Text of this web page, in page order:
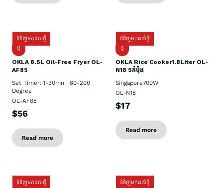
ទំនិញមកដល់ថ្មី
ថ្មី
OKLA 8.5L Oil-Free Fryer OL-
AF85
Set Timer: 1-30mn | 80-200
Degree
OL-AF85
$56
Read more
ទំនិញមកដល់ថ្មី
ថ្មី
OKLA Rice Cooker1.8Liter OL-
N18 5កំប៉ុង
Singapore700W
OL-N18
$17
Read more
ទំនិញមកដល់ថ្មី
ទំនិញមកដល់ថ្មី